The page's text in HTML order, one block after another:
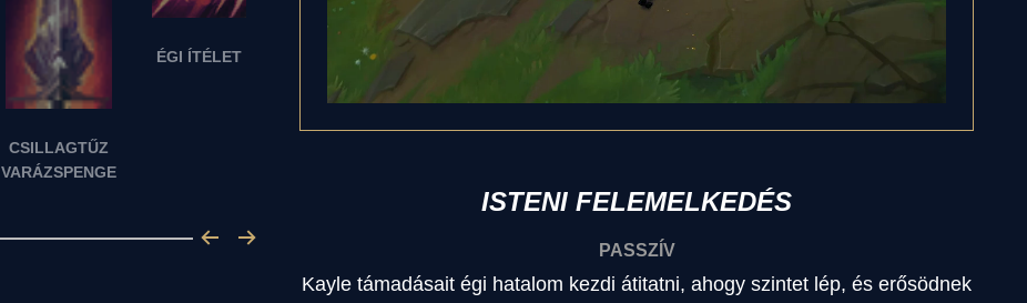
CSILLAGTŰZ
VARÁZSPENGE
ÉGI ÍTÉLET
ISTENI FELEMELKEDÉS
PASSZÍV
Kayle támadásait égi hatalom kezdi átitatni, ahogy szintet lép, és erősödnek